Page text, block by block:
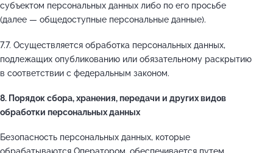
субъектом персональных данных либо по его просьбе
(далее — общедоступные персональные данные).
7.7. Осуществляется обработка персональных данных,
подлежащих опубликованию или обязательному раскрытию
в соответствии с федеральным законом.
8. Порядок сбора, хранения, передачи и других видов
обработки персональных данных
Безопасность персональных данных, которые